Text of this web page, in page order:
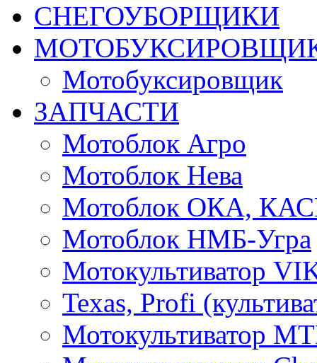
СНЕГОУБОРЩИКИ
Мотобуксировщик
ЗАПЧАСТИ
Мотоблок Агро
Мотоблок Нева
Мотоблок ОКА,
Мотоблок НМБ-Угра
Мотокультиватор
Texas, Profi
Мотокультиватор